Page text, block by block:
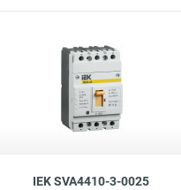
IEK SVA4410-3-0025